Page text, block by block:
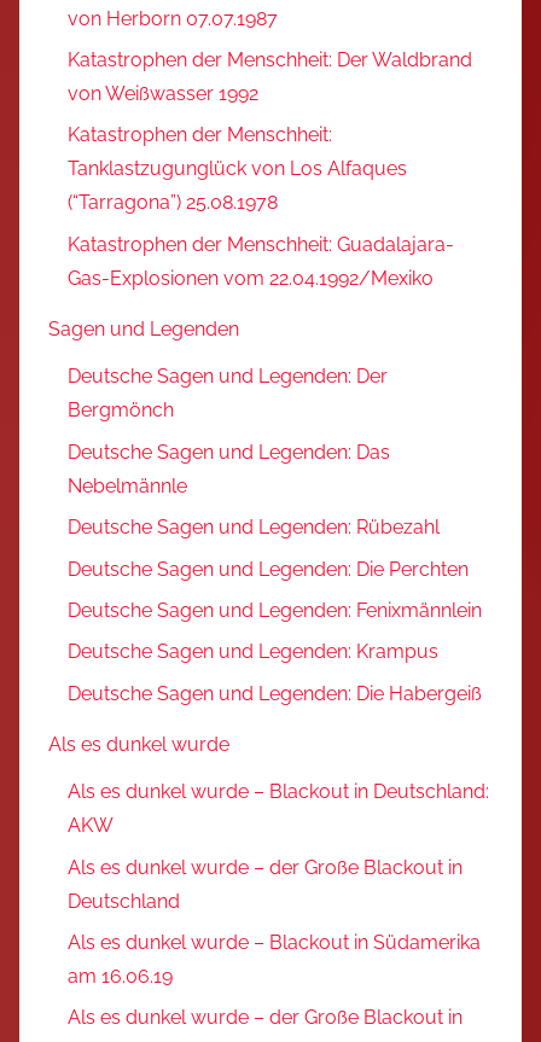
von Herborn 07.07.1987
Katastrophen der Menschheit: Der Waldbrand
von Weißwasser 1992
Katastrophen der Menschheit:
Tanklastzugunglück von Los Alfaques
(“Tarragona”) 25.08.1978
Katastrophen der Menschheit: Guadalajara-
Gas-Explosionen vom 22.04.1992/Mexiko
Sagen und Legenden
Deutsche Sagen und Legenden: Der
Bergmönch
Deutsche Sagen und Legenden: Das
Nebelmännle
Deutsche Sagen und Legenden: Rübezahl
Deutsche Sagen und Legenden: Die Perchten
Deutsche Sagen und Legenden: Fenixmännlein
Deutsche Sagen und Legenden: Krampus
Deutsche Sagen und Legenden: Die Habergeiß
Als es dunkel wurde
Als es dunkel wurde – Blackout in Deutschland:
AKW
Als es dunkel wurde – der Große Blackout in
Deutschland
Als es dunkel wurde – Blackout in Südamerika
am 16.06.19
Als es dunkel wurde – der Große Blackout in